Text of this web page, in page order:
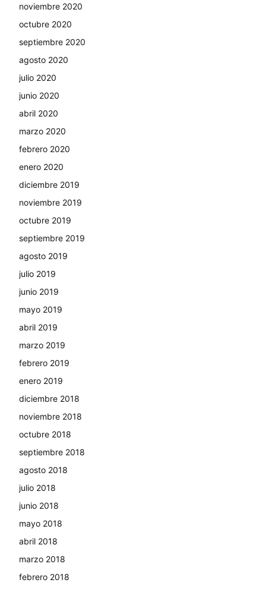
noviembre 2020
octubre 2020
septiembre 2020
agosto 2020
julio 2020
junio 2020
abril 2020
marzo 2020
febrero 2020
enero 2020
diciembre 2019
noviembre 2019
octubre 2019
septiembre 2019
agosto 2019
julio 2019
junio 2019
mayo 2019
abril 2019
marzo 2019
febrero 2019
enero 2019
diciembre 2018
noviembre 2018
octubre 2018
septiembre 2018
agosto 2018
julio 2018
junio 2018
mayo 2018
abril 2018
marzo 2018
febrero 2018